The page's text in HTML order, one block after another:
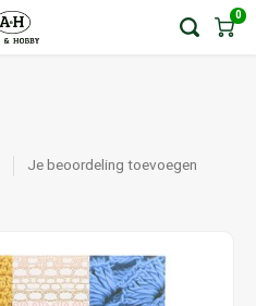
0
Je beoordeling toevoegen